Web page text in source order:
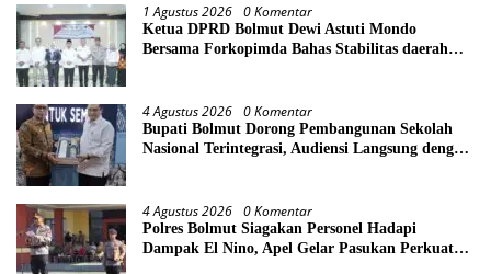
1 Agustus 2026 0 Komentar
Ketua DPRD Bolmut Dewi Astuti Mondo
Bersama Forkopimda Bahas Stabilitas daerah
4 Agustus 2026 0 Komentar
Bupati Bolmut Dorong Pembangunan Sekolah
Nasional Terintegrasi, Audiensi Langsung dengan
4 Agustus 2026 0 Komentar
Polres Bolmut Siagakan Personel Hadapi
Dampak El Nino, Apel Gelar Pasukan Perkuat